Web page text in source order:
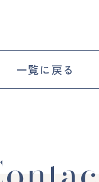
一覧に戻る